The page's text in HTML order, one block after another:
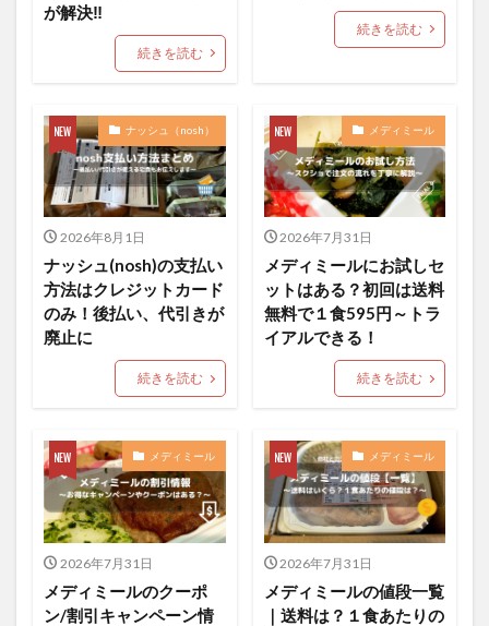
が解決‼︎
続きを読む
続きを読む
ナッシュ（nosh）
2026年8月1日
ナッシュ(nosh)の支払い
方法はクレジットカード
のみ！後払い、代引きが
廃止に
続きを読む
メディミール
2026年7月31日
メディミールにお試しセ
ットはある？初回は送料
無料で１食595円～トラ
イアルできる！
続きを読む
メディミール
2026年7月31日
メディミールのクーポ
ン/割引キャンペーン情
メディミール
2026年7月31日
メディミールの値段一覧
｜送料は？１食あたりの